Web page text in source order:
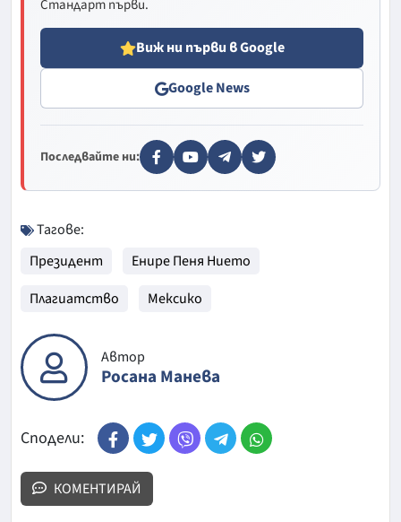
Стандарт първи.
Виж ни първи в Google
Google News
Последвайте ни:
Тагове:
Президент
Енире Пеня Нието
Плагиатство
Мексико
Автор
Росана Манева
Сподели:
КОМЕНТИРАЙ